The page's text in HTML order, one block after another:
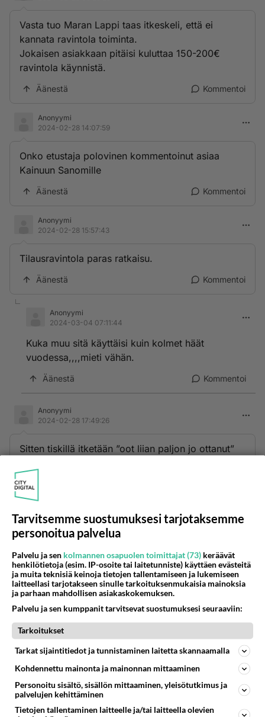
Vasta tuo Maran Lappi taas itkeskeli, että ei
kannata ravintola toiminta.
Jokaisen asiakkaan pitäisi kuluttaa 150-200€
ravintola käynnistä.
Äänestä Kommentoi
Anonyymi
2024-02-28 14:07:59
Onko etustaja polovinen kommentoinut asiaa
Kainuun Sanomille
Äänestä Kommentoi
Anonyymi
2024-02-28 15:57:43
Tilausravintola paras ratkaisu.
Äänestä Kommentoi
Anonyymi
2024-03-04 07:11:44
Kuka muu sitä käyttäisi kuin kolmet häät
vuodessa,,,,mieti vähän.
Äänestä Kommentoi
Anonyymi
2024-02-28 17:49:26
Sitten tiskillä itketään ”oot liian paljon jo ottanut”
Anonyymi
2024-03-01 08:41:06
ihmisiä tulee ja menee kuluttaen jokainen .
Mikään ravintola ei menesty jos muutama
ihminen notkuu tiskillä koko illan.
vaihtuvuus on tae menestykseen ja pienellä
ravintola ei kannata.
Äänestä Kommentoi
Tarvitsemme suostumuksesi tarjotaksemme
personoitua palvelua
Palvelu ja sen kolmannen osapuolen toimittajat (73) keräävät
henkilötietoja (esim. IP-osoite tai laitetunniste) käyttäen evästeitä
ja muita teknisiä keinoja tietojen tallentamiseen ja lukemiseen
laitteellasi tarjotakseen sinulle tarkoituksenmukaisia mainoksia
ja parhaan mahdollisen asiakaskokemuksen.
Palvelu ja sen kumppanit tarvitsevat suostumuksesi seuraaviin:
Tarkoitukset
Tarkat sijaintitiedot ja tunnistaminen laitetta skannaamalla
Kohdennettu mainonta ja mainonnan mittaaminen
Personoitu sisältö, sisällön mittaaminen, yleisötutkimus ja
palvelujen kehittäminen
Tietojen tallentaminen laitteelle ja/tai laitteella olevien